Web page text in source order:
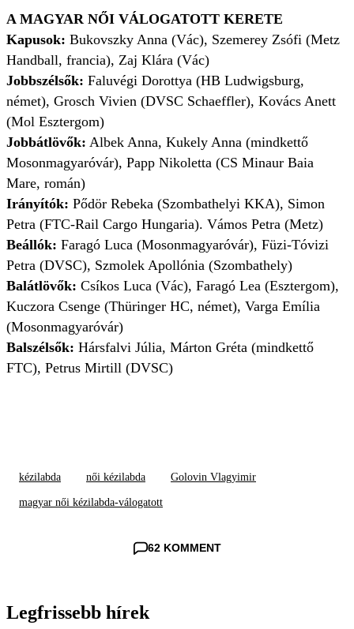
A MAGYAR NŐI VÁLOGATOTT KERETE
Kapusok: Bukovszky Anna (Vác), Szemerey Zsófi (Metz
Handball, francia), Zaj Klára (Vác)
Jobbszélsők: Faluvégi Dorottya (HB Ludwigsburg,
német), Grosch Vivien (DVSC Schaeffler), Kovács Anett
(Mol Esztergom)
Jobbátlövők: Albek Anna, Kukely Anna (mindkettő
Mosonmagyaróvár), Papp Nikoletta (CS Minaur Baia
Mare, román)
Irányítók: Pődör Rebeka (Szombathelyi KKA), Simon
Petra (FTC-Rail Cargo Hungaria). Vámos Petra (Metz)
Beállók: Faragó Luca (Mosonmagyaróvár), Füzi-Tóvizi
Petra (DVSC), Szmolek Apollónia (Szombathely)
Balátlövők: Csíkos Luca (Vác), Faragó Lea (Esztergom),
Kuczora Csenge (Thüringer HC, német), Varga Emília
(Mosonmagyaróvár)
Balszélsők: Hársfalvi Júlia, Márton Gréta (mindkettő
FTC), Petrus Mirtill (DVSC)
kézilabda női kézilabda Golovin Vlagyimir
magyar női kézilabda-válogatott
62 KOMMENT
Legfrissebb hírek